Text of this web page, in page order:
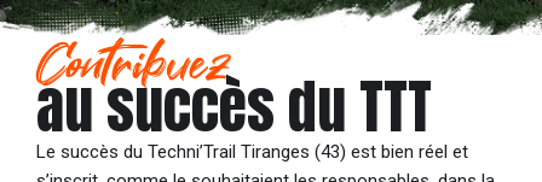
Contribuez
au succès du TTT
Le succès du Techni’Trail Tiranges (43) est bien réel et